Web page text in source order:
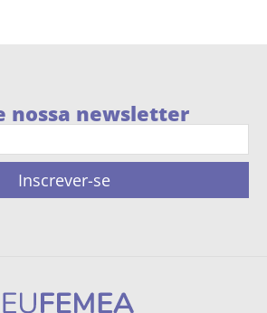
nossa newsletter
Inscrever-se